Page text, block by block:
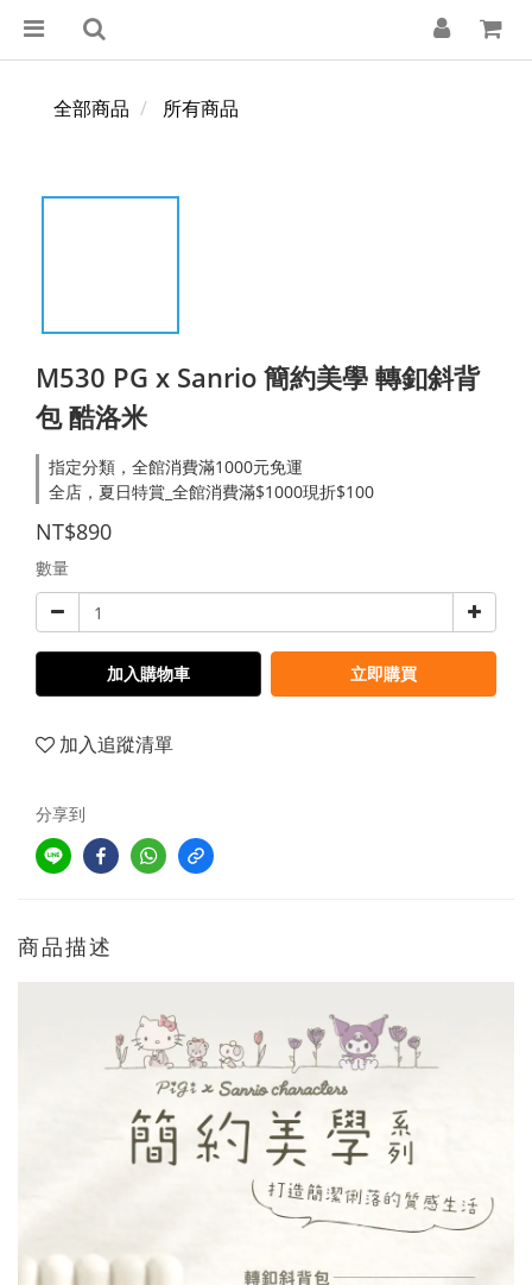
全部商品 所有商品
M530 PG x Sanrio 簡約美學 轉釦斜背
包 酷洛米
指定分類，全館消費滿1000元免運
全店，夏日特賞_全館消費滿$1000現折$100
NT$890
數量
加入購物車 立即購買
加入追蹤清單
分享到
商品描述